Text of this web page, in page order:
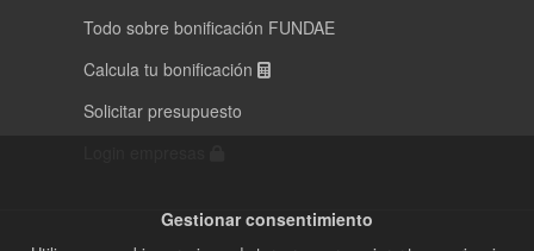
Todo sobre bonificación FUNDAE
Calcula tu bonificación
Solicitar presupuesto
Gestionar consentimiento